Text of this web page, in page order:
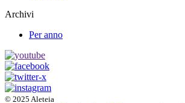
Archivi
Per anno
© 2025 Aleteia